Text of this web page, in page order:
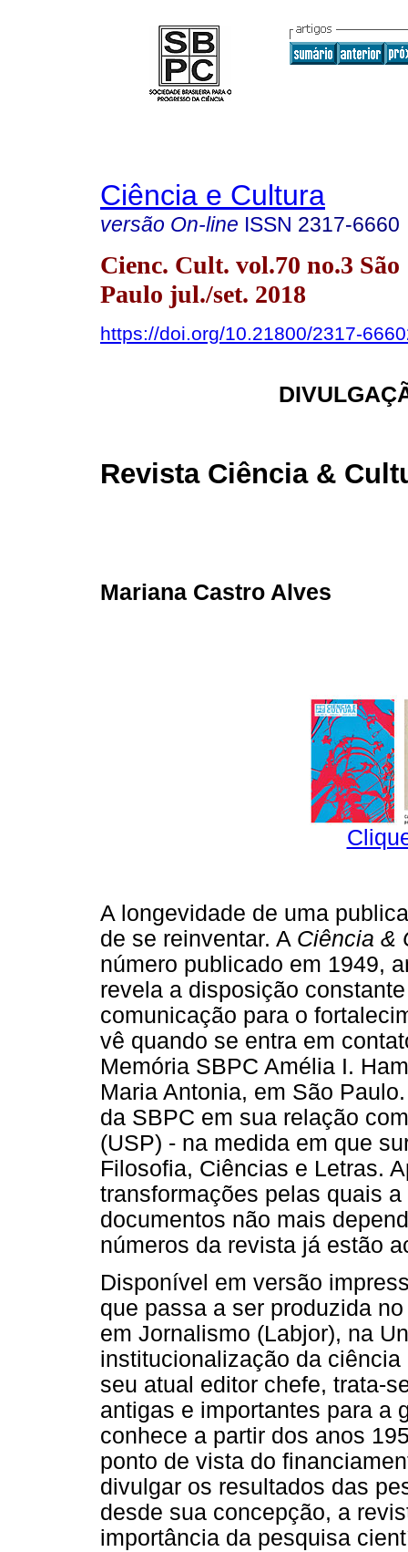
Ciência e Cultura
versão On-line ISSN 2317-6660
Cienc. Cult. vol.70 no.3 São
Paulo jul./set. 2018
https://doi.org/10.21800/2317-
Revista Ciência &
Mariana Castro Alves
A longevidade de uma
de se reinventar. A Ciência &
número publicado em 1949,
revela a disposição
comunicação para o
vê quando se entra em
Memória SBPC Amélia I.
Maria Antonia, em São
da SBPC em sua relação
(USP) - na medida em que
Filosofia, Ciências e Letras.
transformações pelas quais
documentos não mais
números da revista já estão
Disponível em versão
que passa a ser produzida
em Jornalismo (Labjor), na
institucionalização da
seu atual editor chefe, trata-
antigas e importantes para a
conhece a partir dos anos
ponto de vista do
divulgar os resultados das
desde sua concepção, a
importância da pesquisa